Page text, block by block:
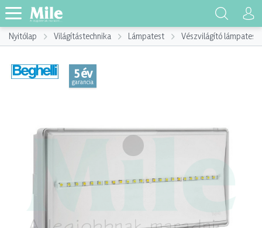
Nyitólap Világítástechnika Lámpatest Vészvilágító lámpatest
5 év
garancia